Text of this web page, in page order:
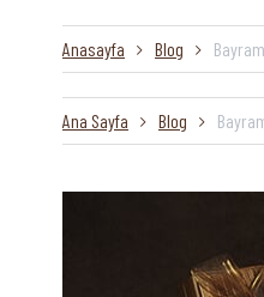
Anasayfa Blog
Ana Sayfa Blog